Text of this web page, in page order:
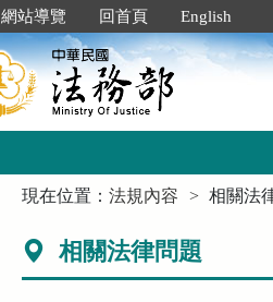
網站導覽 回首頁 English
現在位置：法規內容 相關法
相關法律問題